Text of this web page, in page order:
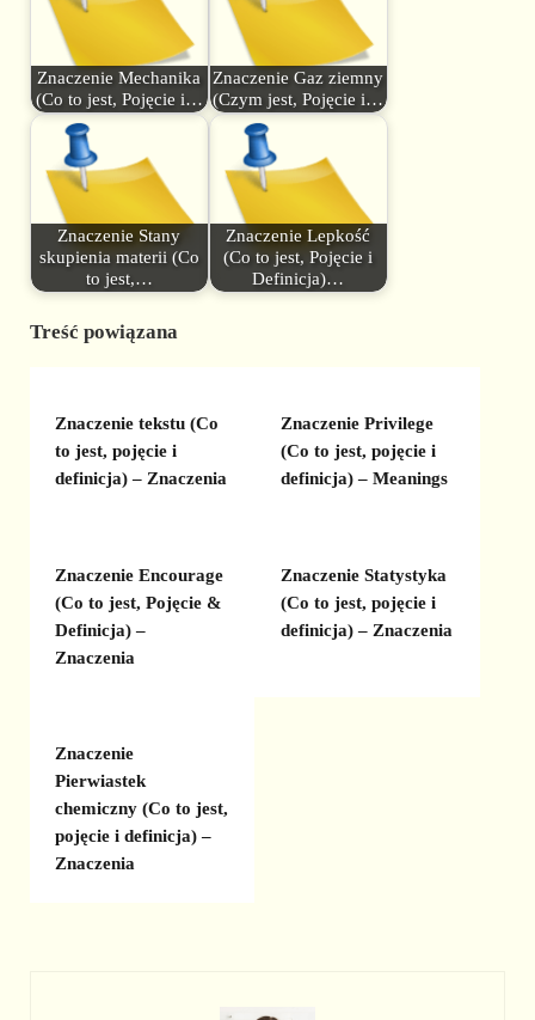
Znaczenie Mechanika
(Co to jest, Pojęcie i…
Znaczenie Gaz ziemny
(Czym jest, Pojęcie i…
Znaczenie Stany
skupienia materii (Co
to jest,…
Znaczenie Lepkość
(Co to jest, Pojęcie i
Definicja)…
Treść powiązana
Znaczenie tekstu (Co
to jest, pojęcie i
definicja) – Znaczenia
Znaczenie Privilege
(Co to jest, pojęcie i
definicja) – Meanings
Znaczenie Encourage
(Co to jest, Pojęcie &
Definicja) –
Znaczenia
Znaczenie Statystyka
(Co to jest, pojęcie i
definicja) – Znaczenia
Znaczenie
Pierwiastek
chemiczny (Co to jest,
pojęcie i definicja) –
Znaczenia